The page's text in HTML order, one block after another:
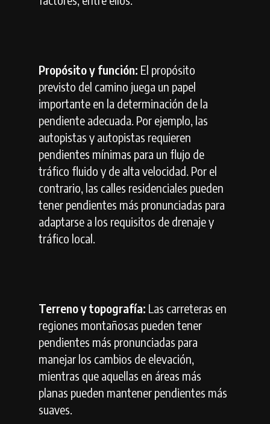
Propósito y función: El propósito
previsto del camino juega un papel
importante en la determinación de la
pendiente adecuada. Por ejemplo, las
autopistas y autopistas requieren
pendientes mínimas para un flujo de
tráfico fluido y de alta velocidad. Por el
contrario, las calles residenciales pueden
tener pendientes más pronunciadas para
adaptarse a los requisitos de drenaje y
tráfico local.
Terreno y topografía: Las carreteras en
regiones montañosas pueden tener
pendientes más pronunciadas para
manejar los cambios de elevación,
mientras que aquellas en áreas más
planas pueden mantener pendientes más
suaves.